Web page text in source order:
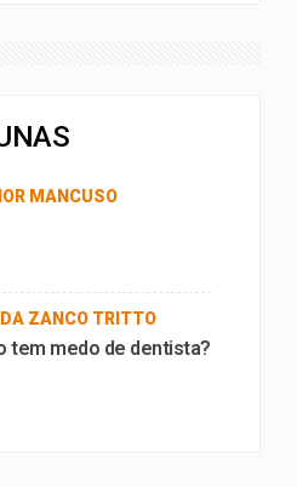
MANCUSO
ZANCO TRITTO
tem medo de dentista?